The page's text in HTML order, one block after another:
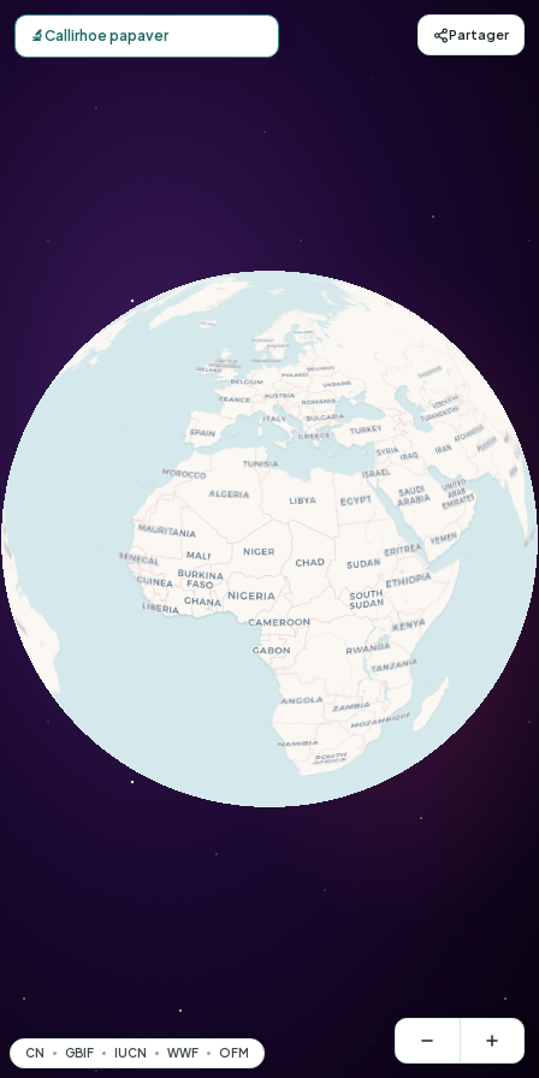
Carte d'observation du Callirhoe papaver (Callirhoe
🔬Callirhoe papaver Partager
CN GBIF IUCN WWF OFM